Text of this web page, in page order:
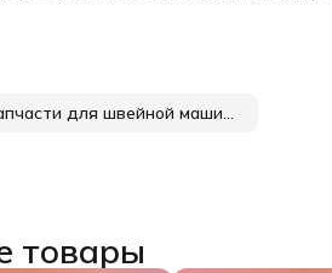
Аксессуары, запчасти для швейной машины
товары